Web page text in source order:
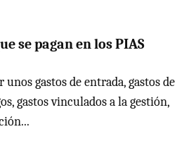
se pagan en los PIAS
unos gastos de entrada, gastos de
gastos vinculados a la gestión,